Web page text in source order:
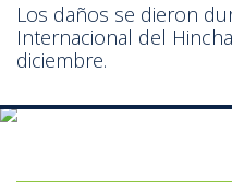
Los daños se dieron
Internacional del
diciembre.
Los daños se dieron durante